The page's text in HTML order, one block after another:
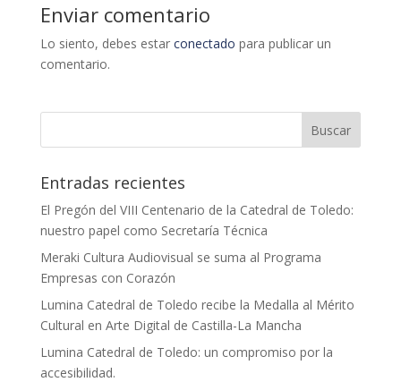
Enviar comentario
Lo siento, debes estar conectado para publicar un
comentario.
Entradas recientes
El Pregón del VIII Centenario de la Catedral de Toledo:
nuestro papel como Secretaría Técnica
Meraki Cultura Audiovisual se suma al Programa
Empresas con Corazón
Lumina Catedral de Toledo recibe la Medalla al Mérito
Cultural en Arte Digital de Castilla-La Mancha
Lumina Catedral de Toledo: un compromiso por la
accesibilidad.